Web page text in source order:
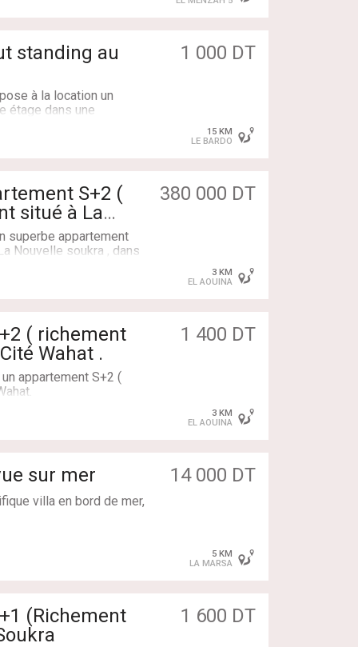
au 55 523 500
standing au
1 000 DT
à la location un
étage dans une
aménagée par une
salle d'eau avec une
en split sont à
15 KM
LE BARDO
S+2 (
situé à La
380 000 DT
superbe appartement
Nouvelle soukra , dans
visite, contactez-nous :
3 KM
EL AOUINA
( richement
Wahat .
1 400 DT
appartement S+2 (
un séchoir
aux :
3 KM
EL AOUINA
sur mer 14 000 DT
villa en bord de mer,
5 KM
LA MARSA
(Richement
Soukra
1 600 DT